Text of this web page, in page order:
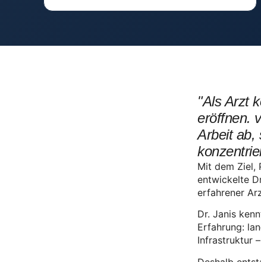
"Als Arzt
eröffnen.
Arbeit ab,
Mit dem Ziel,
entwickelte
erfahrener
Dr. Janis
Erfahrung:
Infrastruktur